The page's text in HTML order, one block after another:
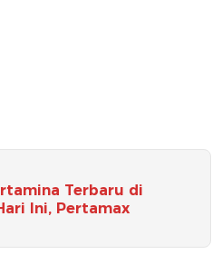
Terbaru di
Ini, Pertamax